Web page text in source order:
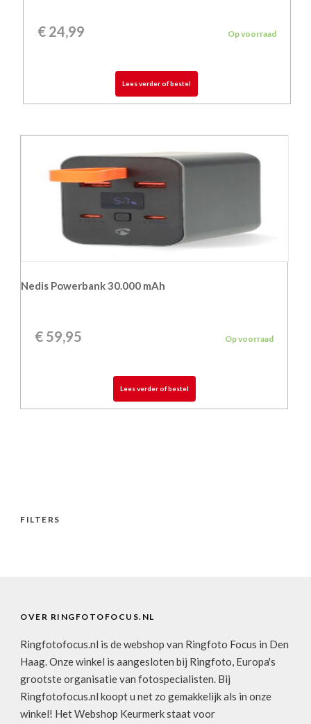
€24,99 Op voorraad
Lees verder of bestel
Nedis Powerbank 30.000 mAh
€ 59,95 Op voorraad
Lees verder of bestel
FILTERS
OVER RINGFOTOFOCUS.NL
Ringfotofocus.nl is de webshop van Ringfoto Focus in Den
Haag. Onze winkel is aangesloten bij Ringfoto, Europa's
grootste organisatie van fotospecialisten. Bij
Ringfotofocus.nl koopt u net zo gemakkelijk als in onze
winkel! Het Webshop Keurmerk staat voor